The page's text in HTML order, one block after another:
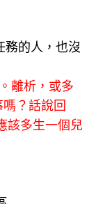
的人，也沒
離析，或多
嗎？話說回
該多生一個兒